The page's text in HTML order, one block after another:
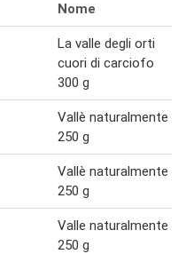
Nome
La valle degli orti
cuori di carciofo
300 g
Vallè naturalmente
250 g
Vallè naturalmente
250 g
Valle naturalmente
250 g